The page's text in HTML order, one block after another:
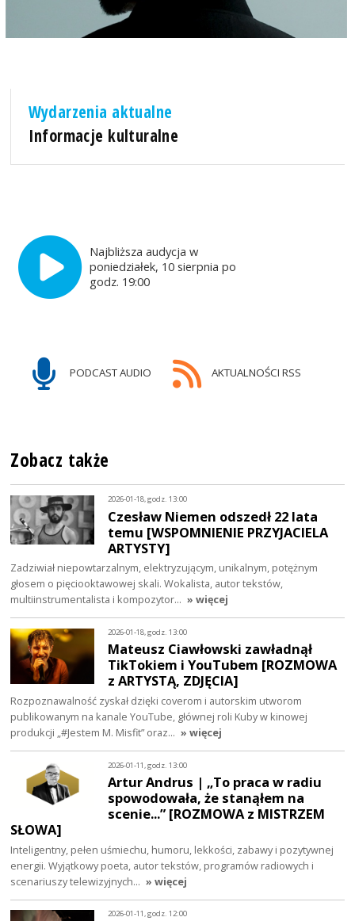
Wydarzenia aktualne
Informacje kulturalne
Najbliższa audycja w
poniedziałek, 10 sierpnia po
godz. 19:00
PODCAST AUDIO AKTUALNOŚCI RSS
Zobacz także
2026-01-18, godz. 13:00
Czesław Niemen odszedł 22 lata
temu [WSPOMNIENIE PRZYJACIELA
ARTYSTY]
Zadziwiał niepowtarzalnym, elektryzującym, unikalnym, potężnym
głosem o pięciooktawowej skali. Wokalista, autor tekstów,
multiinstrumentalista i kompozytor… » więcej
2026-01-18, godz. 13:00
Mateusz Ciawłowski zawładnął
TikTokiem i YouTubem [ROZMOWA
z ARTYSTĄ, ZDJĘCIA]
Rozpoznawalność zyskał dzięki coverom i autorskim utworom
publikowanym na kanale YouTube, głównej roli Kuby w kinowej
produkcji „#Jestem M. Misfit” oraz… » więcej
2026-01-11, godz. 13:00
Artur Andrus | „To praca w radiu
spowodowała, że stanąłem na
scenie...” [ROZMOWA z MISTRZEM
SŁOWA]
Inteligentny, pełen uśmiechu, humoru, lekkości, zabawy i pozytywnej
energii. Wyjątkowy poeta, autor tekstów, programów radiowych i
scenariuszy telewizyjnych… » więcej
2026-01-11, godz. 12:00